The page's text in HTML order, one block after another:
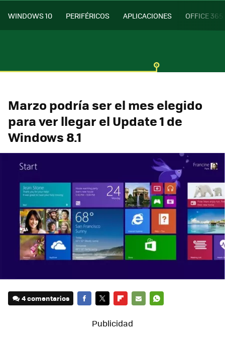
WINDOWS 10 PERIFÉRICOS APLICACIONES OFFICE 365
Marzo podría ser el mes elegido
para ver llegar el Update 1 de
Windows 8.1
4 comentarios
MAIL